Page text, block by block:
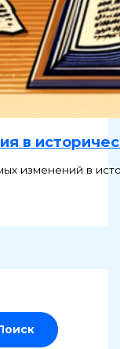
в
изменений в